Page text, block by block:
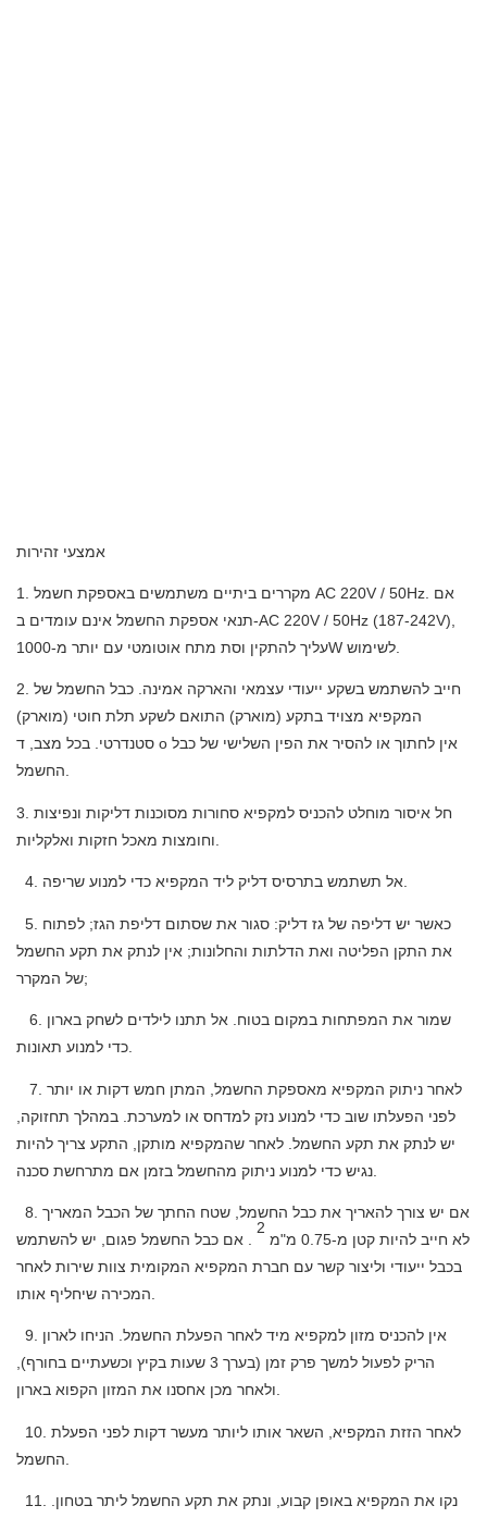
אמצעי זהירות
1. מקררים ביתיים משתמשים באספקת חשמל AC 220V / 50Hz. אם
תנאי אספקת החשמל אינם עומדים ב-AC 220V / 50Hz (187-242V),
2. חייב להשתמש בשקע ייעודי עצמאי והארקה אמינה. כבל החשמל של
המקפיא מצויד בתקע (מוארק) התואם לשקע תלת חוטי (מוארק)
o אין לחתוך או להסיר את הפין השלישי של כבל
החשמל.
3. חל איסור מוחלט להכניס למקפיא סחורות מסוכנות דליקות ונפיצות
4. אל תשתמש בתרסיס דליק ליד המקפיא כדי למנוע שריפה.
5. כאשר יש דליפה של גז דליק: סגור את שסתום דליפת הגז; לפתוח
את התקן הפליטה ואת הדלתות והחלונות; אין לנתק את תקע החשמל
של המקרר;
6. שמור את המפתחות במקום בטוח. אל תתנו לילדים לשחק בארון
7. לאחר ניתוק המקפיא מאספקת החשמל, המתן חמש דקות או יותר
לפני הפעלתו שוב כדי למנוע נזק למדחס או למערכת. במהלך תחזוקה,
יש לנתק את תקע החשמל. לאחר שהמקפיא מותקן, התקע צריך להיות
8. אם יש צורך להאריך את כבל החשמל, שטח החתך של הכבל המאריך
לא חייב להיות קטן מ-0.75 מ"מ
2
. אם כבל החשמל פגום, יש להשתמש
בכבל ייעודי וליצור קשר עם חברת המקפיא המקומית צוות שירות לאחר
9. אין להכניס מזון למקפיא מיד לאחר הפעלת החשמל. הניחו לארון
הריק לפעול למשך פרק זמן (בערך 3 שעות בקיץ וכשעתיים בחורף),
ולאחר מכן אחסנו את המזון הקפוא בארון.
10. לאחר הזזת המקפיא, השאר אותו ליותר מעשר דקות לפני הפעלת
11. נקו את המקפיא באופן קבוע, ונתק את תקע החשמל ליתר בטחון.